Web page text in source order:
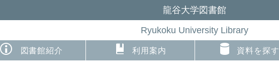
龍谷大学図書館
Ryukoku University Library
図書館紹介 利用案内 資料を探す